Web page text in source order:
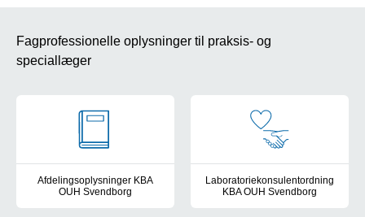
Fagprofessionelle oplysninger til praksis- og
speciallæger
Afdelingsoplysninger KBA
OUH Svendborg
Laboratoriekonsulentordning
KBA OUH Svendborg